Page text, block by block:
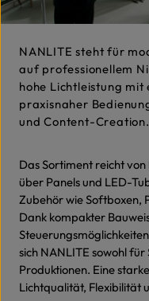
NANLITE steht für
auf professionellem
hohe Lichtleistung
praxisnaher
und Content-Creation.
Das Sortiment reicht
über Panels und LED-
Zubehör wie Softboxen,
Dank kompakter
sich NANLITE sowohl
Produktionen. Eine
Lichtqualität, Flexibilität